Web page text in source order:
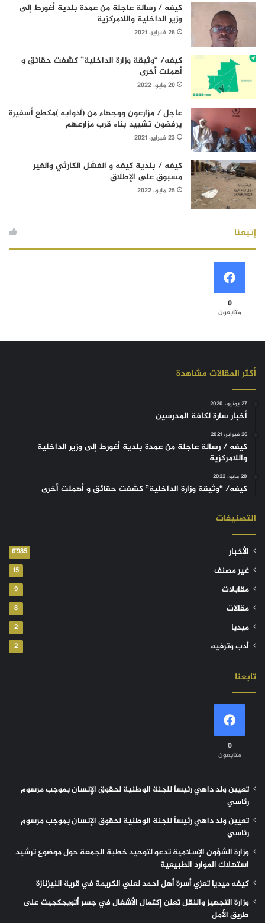
كيفه / رسالة عاجلة من عمدة بلدية أغورط إلى
وزير الداخلية واللامركزية
26 فبراير، 2021
كيفه/ “وثيقة وزارة الداخلية” كشفت حقائق و
أهملت أخرى
20 مايو، 2022
عاجل / مزارعون ووجهاء من (آدوابه )مكطع أسفيرة
يرفضون تشييد بناء قرب مزارعهم
23 فبراير، 2021
كيفه / بلدية كيفه و الفشل الكارثي والغير
مسبوق على الإطلاق
25 مايو، 2022
إتبعنا
0
متابعون
أكثر المقالات مشاهدة
27 يونيو، 2020
أخبار سارة لكافة المدرسين
26 فبراير، 2021
كيفه / رسالة عاجلة من عمدة بلدية أغورط إلى وزير الداخلية
واللامركزية
20 مايو، 2022
كيفه/ “وثيقة وزارة الداخلية” كشفت حقائق و أهملت أخرى
التصنيفات
الأخبار 6٬985
غير مصنف 15
مقابلات 9
مقالات 8
ميديا 2
أدب وترفيه 2
تابعنا
0
متابعون
تعيين ولد داهي رئيساً للجنة الوطنية لحقوق الإنسان بموجب مرسوم
رئاسي
تعيين ولد داهي رئيساً للجنة الوطنية لحقوق الإنسان بموجب مرسوم
رئاسي
وزارة الشؤون الإسلامية تدعو لتوحيد خطبة الجمعة حول موضوع ترشيد
استهلاك الموارد الطبيعية
كيفه ميديا تعزي أسرة أهل احمد لعلي الكريمة في قرية النيزنازة
وزارة التجهيز والنقل تعلن إكتمال الأشغال في جسر أتويجكجيت على
طريق الأمل